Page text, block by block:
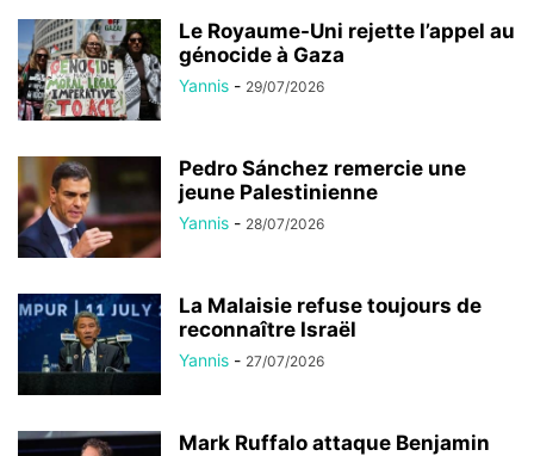
Le Royaume-Uni rejette l’appel au
génocide à Gaza
Yannis - 29/07/2026
Pedro Sánchez remercie une
jeune Palestinienne
Yannis - 28/07/2026
La Malaisie refuse toujours de
reconnaître Israël
Yannis - 27/07/2026
Mark Ruffalo attaque Benjamin